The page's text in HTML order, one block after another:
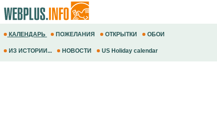
КАЛЕНДАРЬ ПОЖЕЛАНИЯ ОТКРЫТКИ ОБОИ
ИЗ ИСТОРИИ... НОВОСТИ US Holiday calendar